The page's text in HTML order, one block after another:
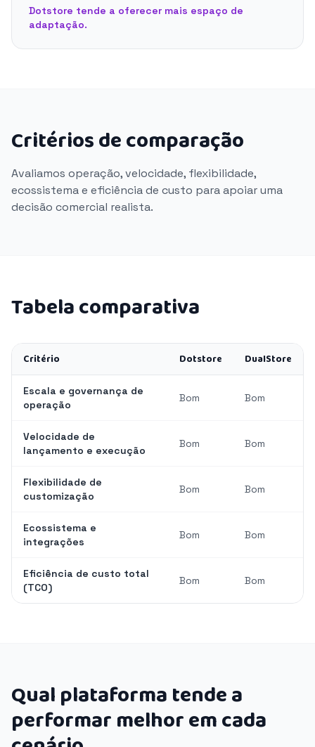
Dotstore tende a oferecer mais espaço de
adaptação.
Critérios de comparação
Avaliamos operação, velocidade, flexibilidade,
ecossistema e eficiência de custo para apoiar uma
decisão comercial realista.
Tabela comparativa
Critério Dotstore DualStore
Escala e governança de
operação
Bom Bom
Velocidade de
lançamento e execução
Bom Bom
Flexibilidade de
customização
Bom Bom
Ecossistema e
integrações
Bom Bom
Eficiência de custo total
(TCO)
Bom Bom
Qual plataforma tende a
performar melhor em cada